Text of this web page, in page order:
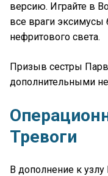
версию. Играйте в
все враги эксимусы
нефритового света.
Призыв сестры
дополнительными
Тревоги
В дополнение к узлу